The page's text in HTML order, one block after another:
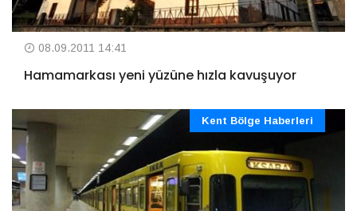
08.09.2011 14:41
Hamamarkası yeni yüzüne hızla kavuşuyor
Kent Bölge Haberleri